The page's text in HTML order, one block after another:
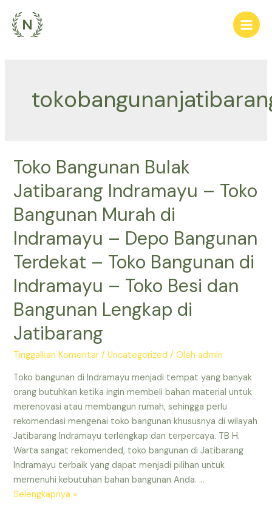
konten
Main
Toko Bangunan Bulak
Jatibarang Indramayu – Toko
Bangunan Murah di
Indramayu – Depo Bangunan
Terdekat – Toko Bangunan di
Indramayu – Toko Besi dan
Bangunan Lengkap di
Jatibarang
Tinggalkan Komentar /Uncategorized / Olehadmin
Toko bangunan di Indramayu menjadi tempat yang banyak
orang butuhkan ketika ingin membeli bahan material untuk
merenovasi atau membangun rumah, sehingga perlu
rekomendasi mengenai toko bangunan khususnya di wilayah
Jatibarang Indramayu terlengkap dan terpercaya. TB H.
Warta sangat rekomended, toko bangunan di Jatibarang
Indramayu terbaik yang dapat menjadi pilihan untuk
memenuhi kebutuhan bahan bangunan Anda. …
Toko
Selengkapnya »